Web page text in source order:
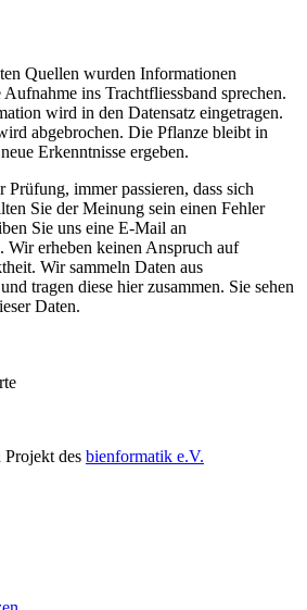
Quellen wurden Informationen
ins Trachtfliessband sprechen.
wird in den Datensatz eingetragen.
abgebrochen. Die Pflanze bleibt in
Erkenntnisse ergeben.
immer passieren, dass sich
Sie der Meinung sein einen Fehler
Sie uns eine E-Mail an
Wir erheben keinen Anspruch auf
Wir sammeln Daten aus
tragen diese hier zusammen. Sie sehen
Daten.
Projekt des bienformatik e.V.